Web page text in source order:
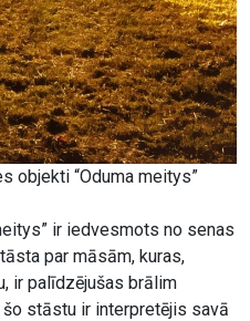
objekti “Oduma meitys”
ir iedvesmots no senas
par māsām, kuras,
ir palīdzējušas brālim
stāstu ir interpretējis savā